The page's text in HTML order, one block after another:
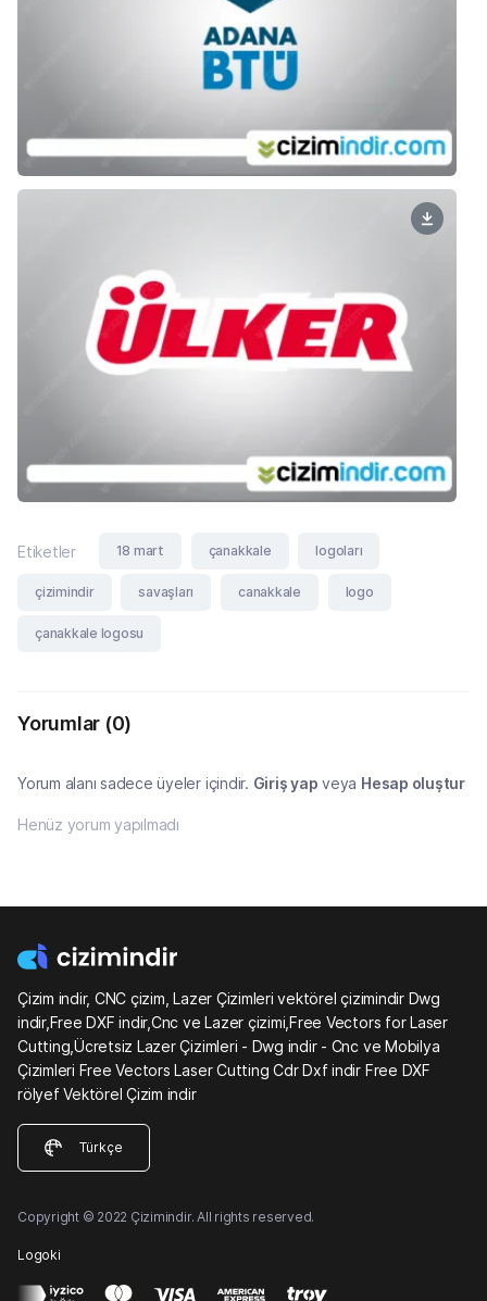
Etiketler 18 mart çanakkale logoları
çizimindir savaşları canakkale logo
çanakkale logosu
Yorumlar (0)
Yorum alanı sadece üyeler içindir. Giriş yap veya Hesap oluştur
Henüz yorum yapılmadı
Çizim indir, CNC çizim, Lazer Çizimleri vektörel çizimindir Dwg
indir,Free DXF indir,Cnc ve Lazer çizimi,Free Vectors for Laser
Cutting,Ücretsiz Lazer Çizimleri - Dwg indir - Cnc ve Mobilya
Çizimleri Free Vectors Laser Cutting Cdr Dxf indir Free DXF
rölyef Vektörel Çizim indir
Türkçe
Copyright © 2022 Çizimindir. All rights reserved.
Logoki